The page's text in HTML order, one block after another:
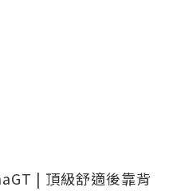
| 頂級舒適後靠背